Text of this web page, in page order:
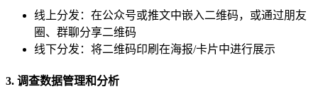
线上分发：在公众号或推文中嵌入二维码，或通过朋友
圈、群聊分享二维码
线下分发：将二维码印刷在海报/卡片中进行展示
3. 调查数据管理和分析